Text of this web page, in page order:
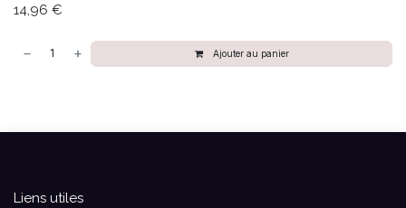
14,96 €
Ajouter au panier
Liens utiles